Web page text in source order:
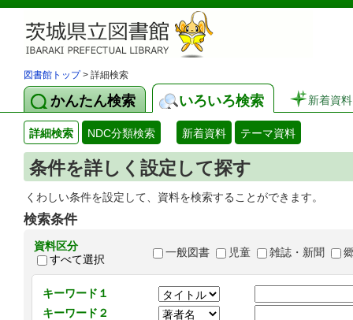
図書館トップ> 詳細検索
かんたん検索 いろいろ検索 新着資料
詳細検索 NDC分類検索 新着資料 テーマ資料
条件を詳しく設定して探す
くわしい条件を設定して、資料を検索することができます。
検索条件
資料区分
すべて選択
一般図書 児童 雑誌・新聞
キーワード１
キーワード２